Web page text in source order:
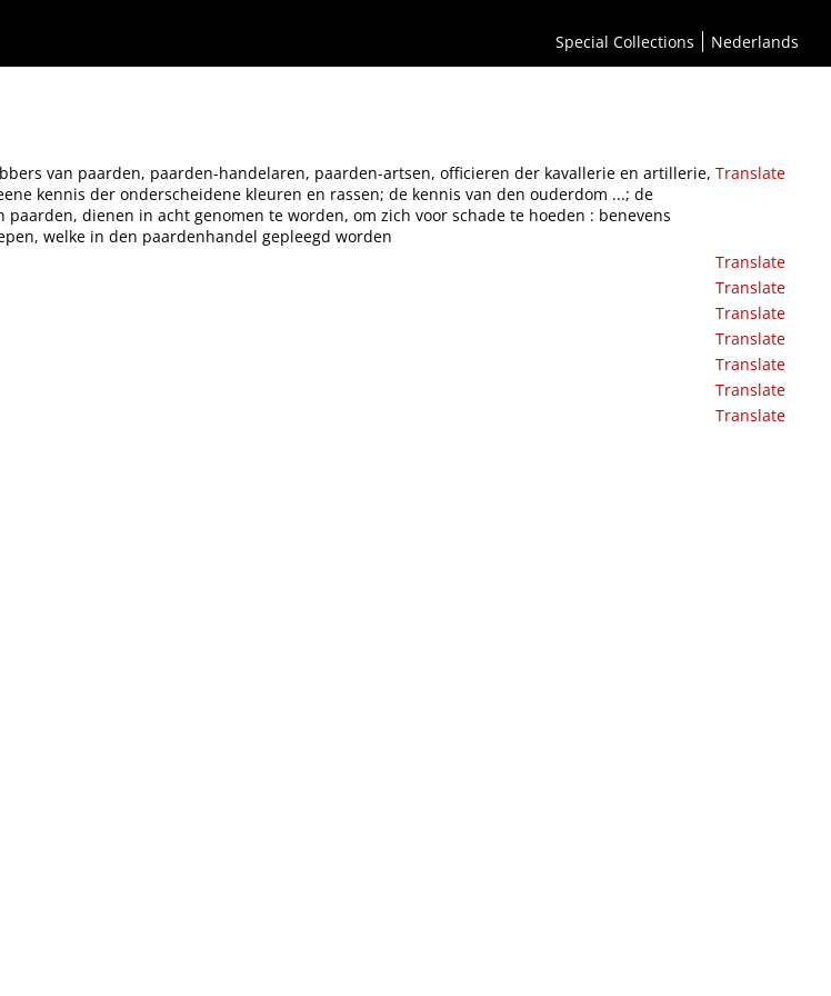
Special Collections Nederlands
artsen, officieren der kavallerie en artillerie, enz., enz. : bevattende de natuurlijke historie van het paard; de algemeene kennis der
koop en verkoop van paarden, dienen in acht genomen te worden, om zich voor schade te hoeden : benevens eene uitvoerige en
van paarden, paarden-handelaren, paarden-artsen, officieren der kavallerie en artillerie,
kennis der onderscheidene kleuren en rassen; de kennis van den ouderdom ...; de
dienen in acht genomen te worden, om zich voor schade te hoeden : benevens
welke in den paardenhandel gepleegd worden
Translate
Translate
Translate
Translate
Translate
Translate
Translate
Translate